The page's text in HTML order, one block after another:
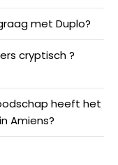
met Duplo?
cryptisch ?
heeft het
Amiens?